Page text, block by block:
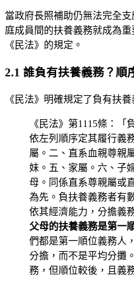
當政府長照補助仍無法完全
庭成員間的扶養義務就成為
《民法》的規定。
2.1 誰負有扶養義務？順
《民法》明確規定了負有扶
《民法》第1115條：
依左列順序定其履行義
屬。二、直系血親尊親
妹。五、家屬。六、子
母。同係直系尊親屬或
為先。負扶養義務者有
依其經濟能力，分擔義
父母的扶養義務是第一
們都是第一順位義務人
分擔，而不是平均分攤
務，但順位較後，且義